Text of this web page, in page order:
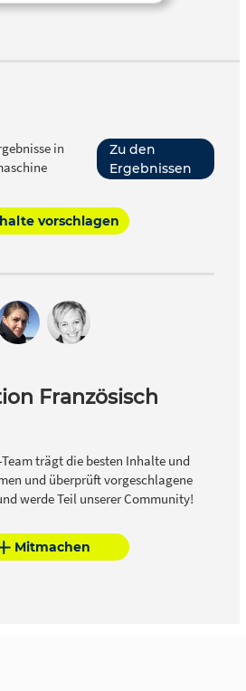
in
Zu den
Ergebnissen
vorschlagen
Französisch
trägt die besten Inhalte und
und überprüft vorgeschlagene
werde Teil unserer Community!
Mitmachen